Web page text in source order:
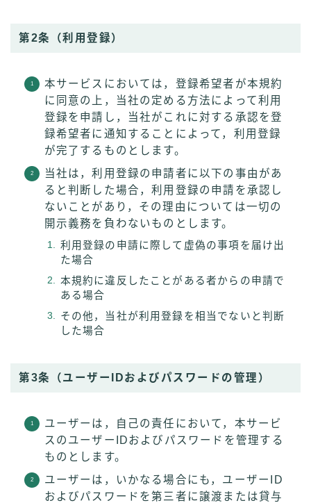
第2条（利用登録）
本サービスにおいては，登録希望者が本規約
に同意の上，当社の定める方法によって利用
登録を申請し，当社がこれに対する承認を登
録希望者に通知することによって，利用登録
が完了するものとします。
当社は，利用登録の申請者に以下の事由があ
ると判断した場合，利用登録の申請を承認し
ないことがあり，その理由については一切の
開示義務を負わないものとします。
利用登録の申請に際して虚偽の事項を届け出
た場合
本規約に違反したことがある者からの申請で
ある場合
その他，当社が利用登録を相当でないと判断
した場合
第3条（ユーザーIDおよびパスワードの管理）
ユーザーは，自己の責任において，本サービ
スのユーザーIDおよびパスワードを管理する
ものとします。
ユーザーは，いかなる場合にも，ユーザーID
およびパスワードを第三者に譲渡または貸与